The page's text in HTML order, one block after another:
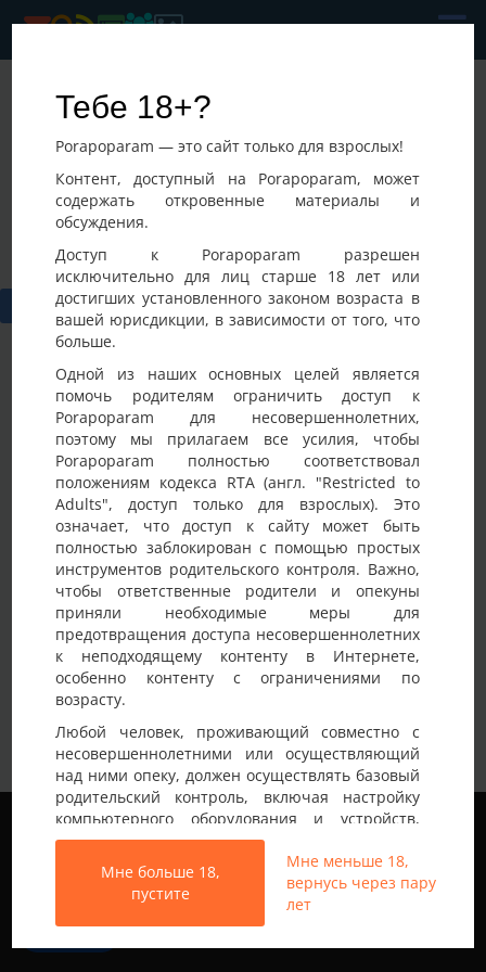
Тебе 18+?
Porapoparam — это сайт только для взрослых!
Контент, доступный на Porapoparam, может
содержать откровенные материалы и
обсуждения.
Доступ к Porapoparam разрешен
исключительно для лиц старше 18 лет или
достигших установленного законом возраста в
вашей юрисдикции, в зависимости от того, что
больше.
Одной из наших основных целей является
помочь родителям ограничить доступ к
Porapoparam для несовершеннолетних,
поэтому мы прилагаем все усилия, чтобы
Porapoparam полностью соответствовал
положениям кодекса RTA (англ. "Restricted to
Adults", доступ только для взрослых). Это
означает, что доступ к сайту может быть
полностью заблокирован с помощью простых
инструментов родительского контроля. Важно,
чтобы ответственные родители и опекуны
приняли необходимые меры для
предотвращения доступа несовершеннолетних
к неподходящему контенту в Интернете,
особенно контенту с ограничениями по
возрасту.
Любой человек, проживающий совместно с
несовершеннолетними или осуществляющий
над ними опеку, должен осуществлять базовый
родительский контроль, включая настройку
компьютерного оборудования и устройств,
установку программного обеспечения или
подключение услуг фильтрации от провайдера,
чтобы заблокировать доступ
несовершеннолетних к неподходящему
контенту.
Мне больше 18,
пустите
Мне меньше 18,
вернусь через пару
лет
Пара
28-07-2026 12:46
Украина, Кривой Рог
Фото Активность
Детали анкеты
Имя на сайте
Пара
Возраст
35-40 лет
Страна
Украина
Город Днепр
Немного о себе:
лет, спортивны адекватные ухоженны,
любим экспериментировать, был опыт мжм,
хотим попробовать секс с парой до 50 лет,
пишите с удовольствием познкомимся
Все права защищены © 2013-2026
Свинг знакомства не только в Украине
Мы используем файлы cookie, чтобы обеспечить
наилучшее качество работы на нашем сайте.
Подробнее узнать о том, какие файлы cookie мы
используем, или отключить их можно в разделе